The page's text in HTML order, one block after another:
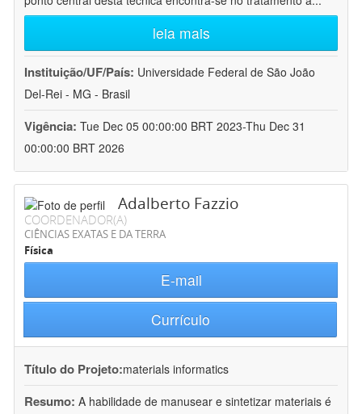
leia mais
Instituição/UF/País: Universidade Federal de São João
Del-Rei - MG - Brasil
Vigência: Tue Dec 05 00:00:00 BRT 2023-Thu Dec 31
00:00:00 BRT 2026
Adalberto Fazzio
COORDENADOR(A)
CIÊNCIAS EXATAS E DA TERRA
Física
E-mail
Currículo
Título do Projeto:materials informatics
Resumo: A habilidade de manusear e sintetizar materiais é